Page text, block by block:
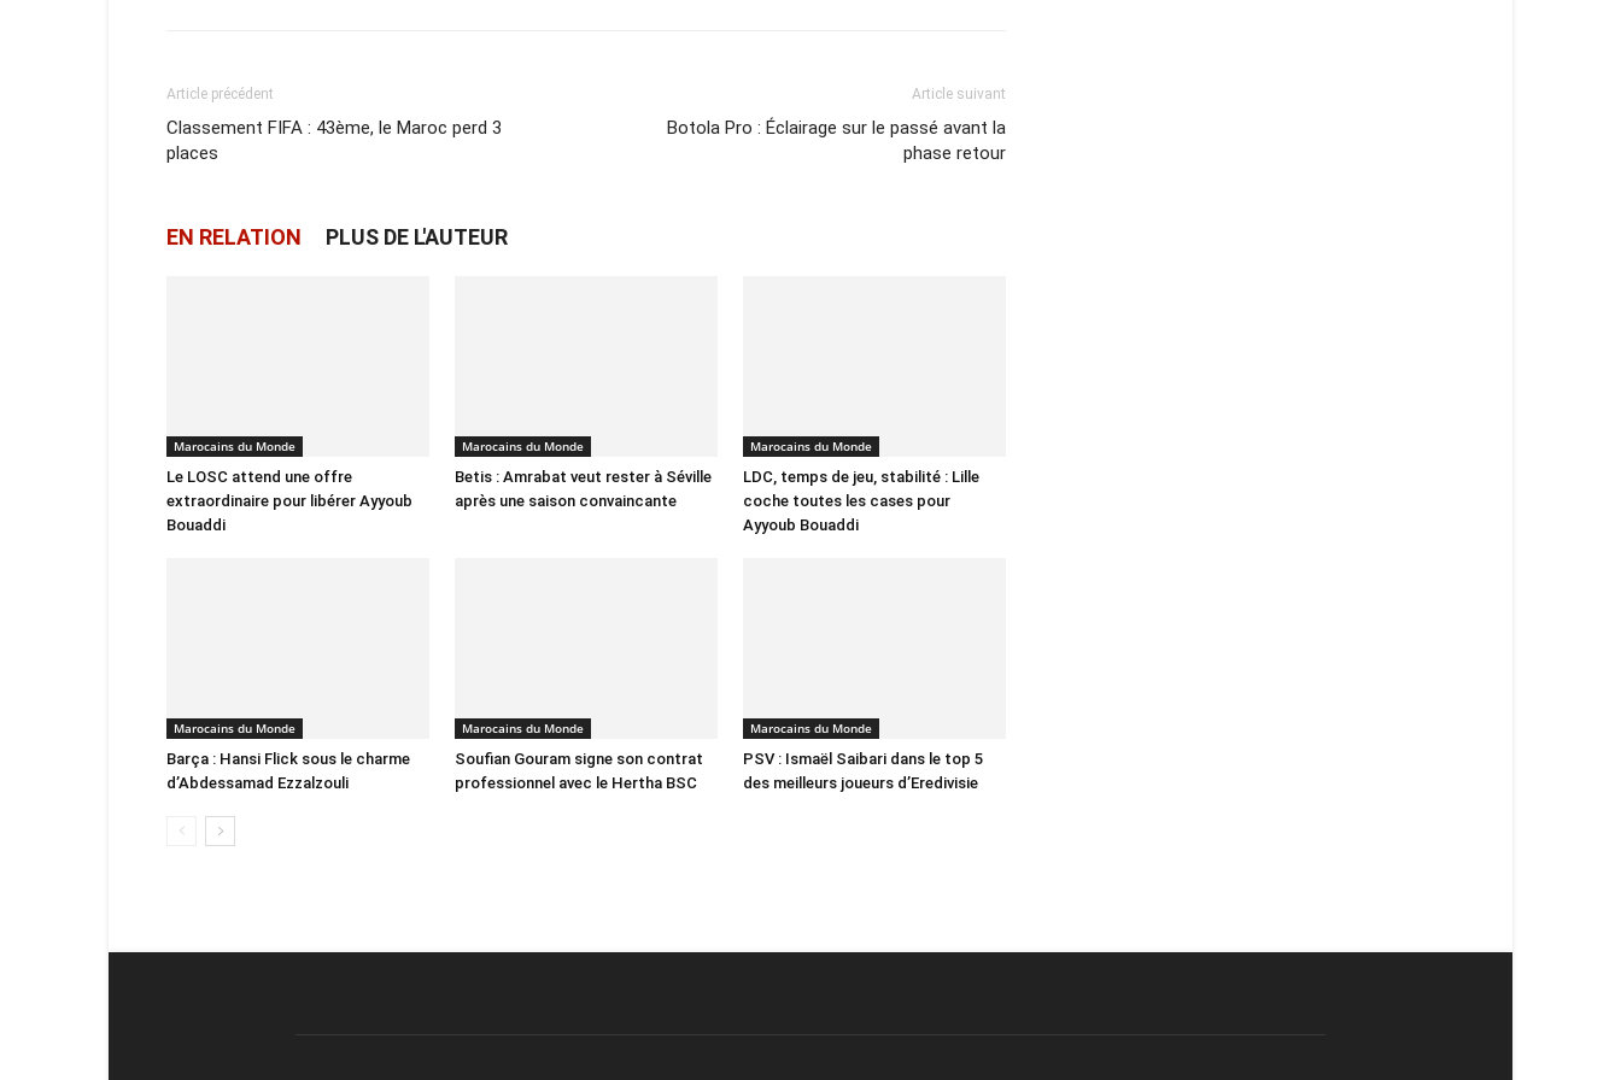
Article précédent
Classement FIFA : 43ème, le Maroc perd 3
places
Article suivant
Botola Pro : Éclairage sur le passé avant la
phase retour
EN RELATION PLUS DE L'AUTEUR
Marocains du Monde
Le LOSC attend une offre
extraordinaire pour libérer Ayyoub
Bouaddi
Marocains du Monde
Betis : Amrabat veut rester à Séville
après une saison convaincante
Marocains du Monde
LDC, temps de jeu, stabilité : Lille
coche toutes les cases pour
Ayyoub Bouaddi
Marocains du Monde
Barça : Hansi Flick sous le charme
d’Abdessamad Ezzalzouli
Marocains du Monde
Soufian Gouram signe son contrat
professionnel avec le Hertha BSC
Marocains du Monde
PSV : Ismaël Saibari dans le top 5
des meilleurs joueurs d’Eredivisie